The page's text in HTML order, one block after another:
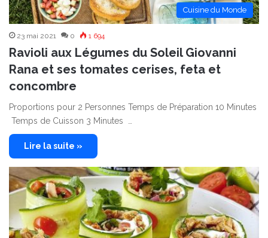
Cuisine du Monde
23 mai 2021 0 1 694
Ravioli aux Légumes du Soleil Giovanni
Rana et ses tomates cerises, feta et
concombre
Proportions pour 2 Personnes Temps de Préparation 10 Minutes
Temps de Cuisson 3 Minutes …
Lire la suite »